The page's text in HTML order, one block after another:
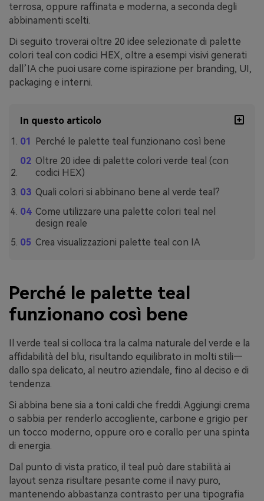
terrosa, oppure raffinata e moderna, a seconda degli
abbinamenti scelti.
Di seguito troverai oltre 20 idee selezionate di palette
colori teal con codici HEX, oltre a esempi visivi generati
dall’IA che puoi usare come ispirazione per branding, UI,
packaging e interni.
In questo articolo
Perché le palette teal funzionano così bene
Oltre 20 idee di palette colori verde teal (con
codici HEX)
Quali colori si abbinano bene al verde teal?
Come utilizzare una palette colori teal nel
design reale
Crea visualizzazioni palette teal con IA
Perché le palette teal
funzionano così bene
Il verde teal si colloca tra la calma naturale del verde e la
affidabilità del blu, risultando equilibrato in molti stili—
dallo spa delicato, al neutro aziendale, fino al deciso e di
tendenza.
Si abbina bene sia a toni caldi che freddi. Aggiungi crema
o sabbia per renderlo accogliente, carbone e grigio per
un tocco moderno, oppure oro e corallo per una spinta
di energia.
Dal punto di vista pratico, il teal può dare stabilità ai
layout senza risultare pesante come il navy puro,
mantenendo abbastanza contrasto per una tipografia